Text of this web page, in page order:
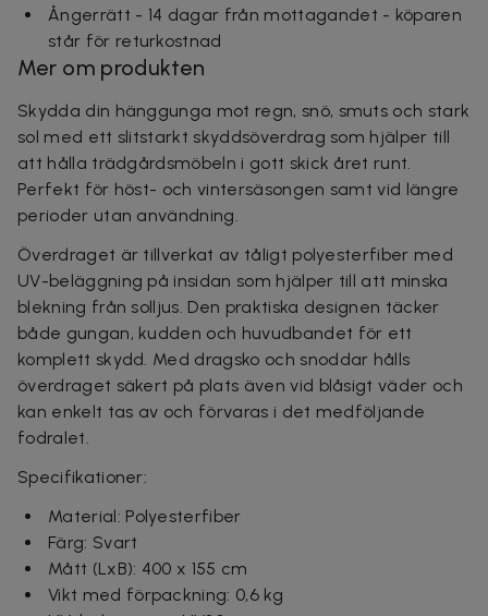
Ångerrätt - 14 dagar från mottagandet - köparen
står för returkostnad
Mer om produkten
Skydda din hänggunga mot regn, snö, smuts och stark
sol med ett slitstarkt skyddsöverdrag som hjälper till
att hålla trädgårdsmöbeln i gott skick året runt.
Perfekt för höst- och vintersäsongen samt vid längre
perioder utan användning.
Överdraget är tillverkat av tåligt polyesterfiber med
UV-beläggning på insidan som hjälper till att minska
blekning från solljus. Den praktiska designen täcker
både gungan, kudden och huvudbandet för ett
komplett skydd. Med dragsko och snoddar hålls
överdraget säkert på plats även vid blåsigt väder och
kan enkelt tas av och förvaras i det medföljande
fodralet.
Specifikationer:
Material: Polyesterfiber
Färg: Svart
Mått (LxB): 400 x 155 cm
Vikt med förpackning: 0,6 kg